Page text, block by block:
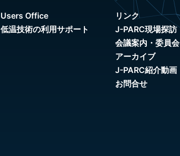
Users Office
低温技術の利用サポート
リンク
J-PARC現場探訪
会議案内・委員会
アーカイブ
J-PARC紹介動画
お問合せ